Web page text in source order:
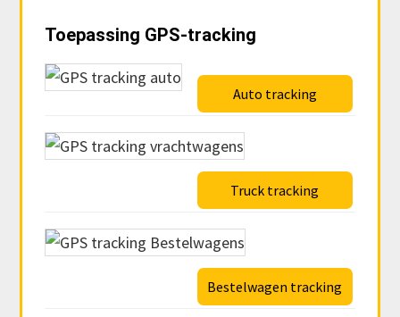
Sidebar
Toepassing GPS-tracking
Auto tracking
Truck tracking
Bestelwagen tracking